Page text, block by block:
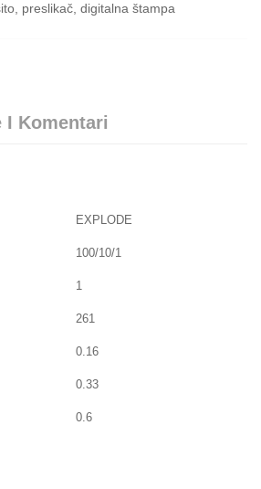
preslikač, digitalna štampa
I Komentari
EXPLODE
100/10/1
1
261
0.16
0.33
0.6